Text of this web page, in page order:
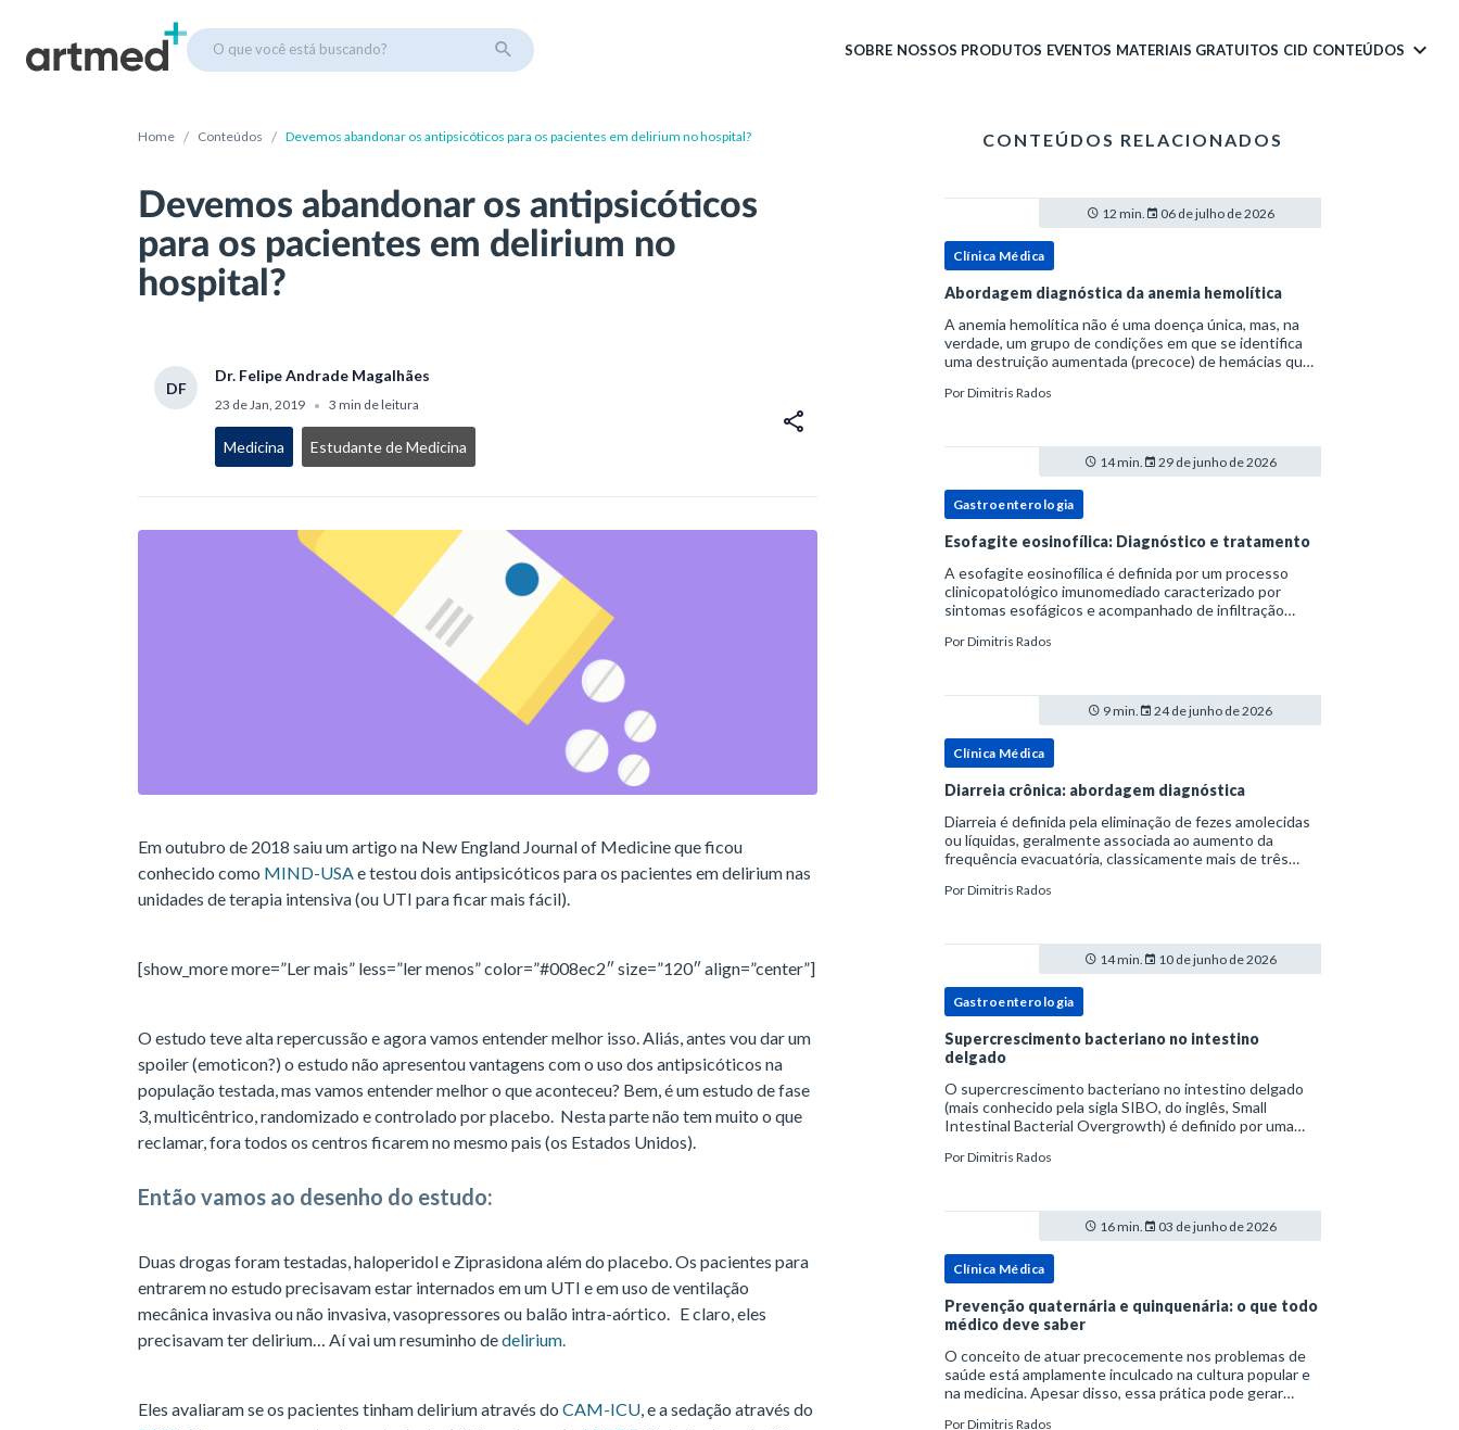
O que você está buscando? SOBRE NOSSOS PRODUTOS EVENTOS MATERIAIS GRATUITOS CID CONTEÚDOS
Home / Conteúdos / Devemos abandonar os antipsicóticos para os pacientes em delirium no hospital?
Devemos abandonar os antipsicóticos
para os pacientes em delirium no
hospital?
DF
Dr. Felipe Andrade Magalhães
23 de Jan, 2019 • 3 min de leitura
Medicina Estudante de Medicina
Em outubro de 2018 saiu um artigo na New England Journal of Medicine que ficou
conhecido como MIND-USAe testou dois antipsicóticos para os pacientes em delirium nas
unidades de terapia intensiva (ou UTI para ficar mais fácil).
[show_more more=”Ler mais” less=”ler menos” color=”#008ec2″ size=”120″ align=”center”]
O estudo teve alta repercussão e agora vamos entender melhor isso. Aliás, antes vou dar um
spoiler (emoticon?) o estudo não apresentou vantagens com o uso dos antipsicóticos na
população testada, mas vamos entender melhor o que aconteceu? Bem, é um estudo de fase
3, multicêntrico, randomizado e controlado por placebo. Nesta parte não tem muito o que
reclamar, fora todos os centros ficarem no mesmo pais (os Estados Unidos).
Então vamos ao desenho do estudo:
Duas drogas foram testadas, haloperidol e Ziprasidona além do placebo. Os pacientes para
entrarem no estudo precisavam estar internados em um UTI e em uso de ventilação
mecânica invasiva ou não invasiva, vasopressores ou balão intra-aórtico. E claro, eles
precisavam ter delirium… Aí vai um resuminho dedelirium.
Eles avaliaram se os pacientes tinham delirium através do CAM-ICU, e a sedação através do
CONTEÚDOS RELACIONADOS
12 min. 06 de julho de 2026
Clínica Médica
Abordagem diagnóstica da anemia hemolítica
A anemia hemolítica não é uma doença única, mas, na
verdade, um grupo de condições em que se identifica
uma destruição aumentada (precoce) de hemácias que
óssea.Como a vida média normal da hemácia é de apro
PorDimitris Rados
14 min. 29 de junho de 2026
Gastroenterologia
Esofagite eosinofílica: Diagnóstico e tratamento
A esofagite eosinofílica é definida por um processo
clinicopatológico imunomediado caracterizado por
sintomas esofágicos e acompanhado de infiltração
dentro do espectro da doença do refluxo gastr
PorDimitris Rados
9 min. 24 de junho de 2026
Clínica Médica
Diarreia crônica: abordagem diagnóstica
Diarreia é definida pela eliminação de fezes amolecidas
ou líquidas, geralmente associada ao aumento da
frequência evacuatória, classicamente mais de três
prática, a consistência das fezes costuma s
PorDimitris Rados
14 min. 10 de junho de 2026
Gastroenterologia
Supercrescimento bacteriano no intestino
delgado
O supercrescimento bacteriano no intestino delgado
(mais conhecido pela sigla SIBO, do inglês, Small
Intestinal Bacterial Overgrowth) é definido por uma
específica de disbiose do trato digestivo. P
PorDimitris Rados
16 min. 03 de junho de 2026
Clínica Médica
Prevenção quaternária e quinquenária: o que todo
médico deve saber
O conceito de atuar precocemente nos problemas de
saúde está amplamente inculcado na cultura popular e
na medicina. Apesar disso, essa prática pode gerar
PorDimitris Rados